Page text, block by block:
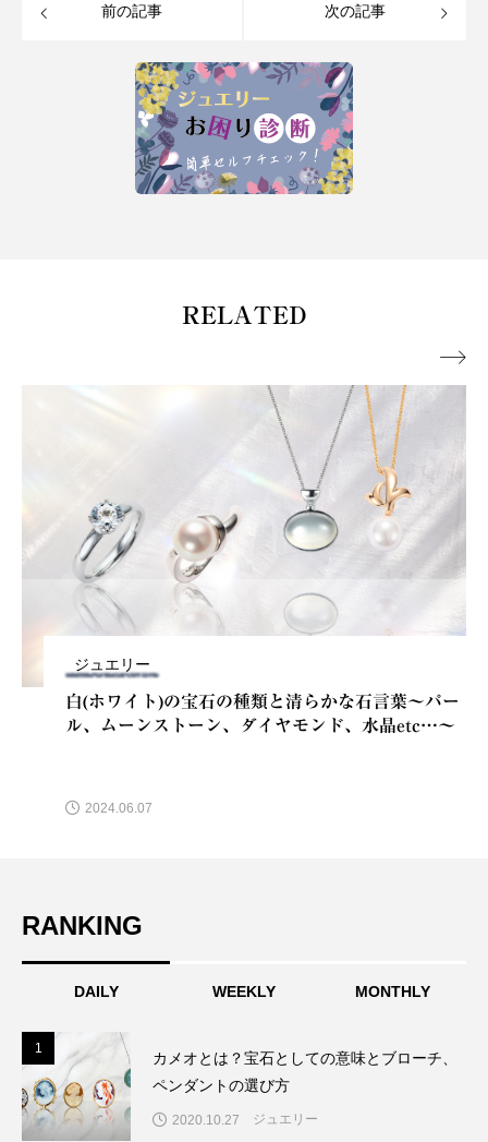
前の記事 次の記事
RELATED
ジュエリー
白(ホワイト)の宝石の種類と清らかな石言葉～パー
ル、ムーンストーン、ダイヤモンド、水晶etc…～
2024.06.07

RANKING
DAILY WEEKLY MONTHLY
1
カメオとは？宝石としての意味とブローチ、
ペンダントの選び方
2020.10.27 ジュエリー